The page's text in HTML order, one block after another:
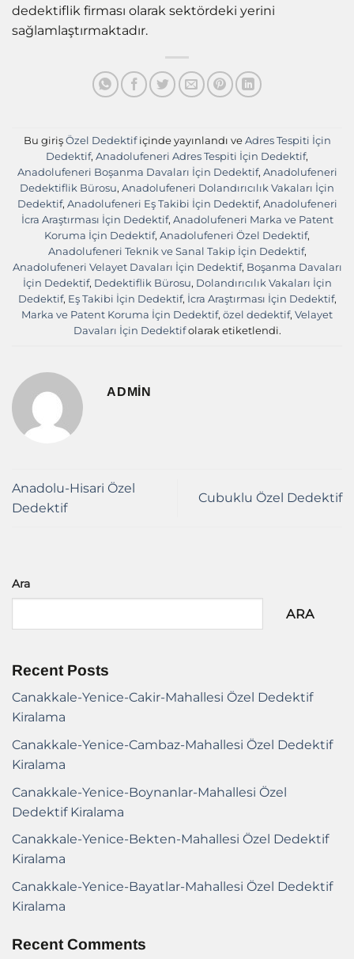
dedektiflik firması olarak sektördeki yerini
sağlamlaştırmaktadır.
Bu giriş Özel Dedektifiçinde yayınlandı ve Adres Tespiti İçin
Dedektif, Anadolufeneri Adres Tespiti İçin Dedektif,
Anadolufeneri Boşanma Davaları İçin Dedektif, Anadolufeneri
Dedektiflik Bürosu, Anadolufeneri Dolandırıcılık Vakaları İçin
Dedektif, Anadolufeneri Eş Takibi İçin Dedektif, Anadolufeneri
İcra Araştırması İçin Dedektif, Anadolufeneri Marka ve Patent
Koruma İçin Dedektif, Anadolufeneri Özel Dedektif,
Anadolufeneri Teknik ve Sanal Takip İçin Dedektif,
Anadolufeneri Velayet Davaları İçin Dedektif, Boşanma Davaları
İçin Dedektif, Dedektiflik Bürosu, Dolandırıcılık Vakaları İçin
Dedektif, Eş Takibi İçin Dedektif, İcra Araştırması İçin Dedektif,
Marka ve Patent Koruma İçin Dedektif, özel dedektif, Velayet
Davaları İçin Dedektifolarak etiketlendi.
ADMIN
Anadolu-Hisari Özel
Dedektif
Cubuklu Özel Dedektif
Ara
ARA
Recent Posts
Canakkale-Yenice-Cakir-Mahallesi Özel Dedektif
Kiralama
Canakkale-Yenice-Cambaz-Mahallesi Özel Dedektif
Kiralama
Canakkale-Yenice-Boynanlar-Mahallesi Özel
Dedektif Kiralama
Canakkale-Yenice-Bekten-Mahallesi Özel Dedektif
Kiralama
Canakkale-Yenice-Bayatlar-Mahallesi Özel Dedektif
Kiralama
Recent Comments